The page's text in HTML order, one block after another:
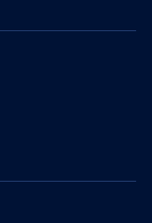
et performance
de l’ALSMT, un an